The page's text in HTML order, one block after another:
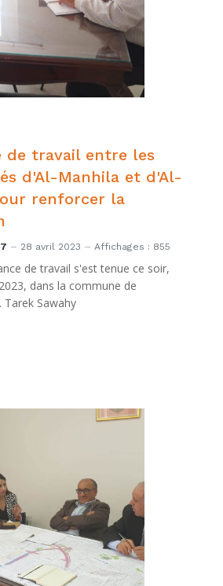
de travail entre les
d'Al-Manhila et d'Al-
renforcer la
28 avril 2023 Affichages : 855
de travail s'est tenue ce soir,
dans la commune de
Sawahy